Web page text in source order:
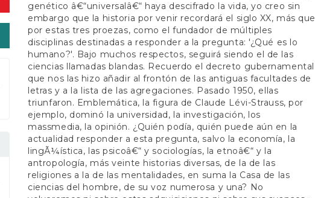
genético â€“universalâ€“ haya descifrado la vida, yo creo sin
embargo que la historia por venir recordará el siglo XX, más que
por estas tres proezas, como el fundador de múltiples
disciplinas destinadas a responder a la pregunta: '¿Qué es lo
humano?'. Bajo muchos respectos, seguirá siendo el de las
ciencias llamadas blandas. Recuerdo el decreto gubernamental
que nos las hizo añadir al frontón de las antiguas facultades de
letras y a la lista de las agregaciones. Pasado 1950, ellas
triunfaron. Emblemática, la figura de Claude Lévi-Strauss, por
ejemplo, dominó la universidad, la investigación, los
massmedia, la opinión. ¿Quién podía, quién puede aún en la
actualidad responder a esta pregunta, salvo la economía, la
lingÃ¼ística, las psicoâ€“ y sociologías, la etnoâ€“ y la
antropología, más veinte historias diversas, de la de las
religiones a la de las mentalidades, en suma la Casa de las
ciencias del hombre, de su voz numerosa y una? No